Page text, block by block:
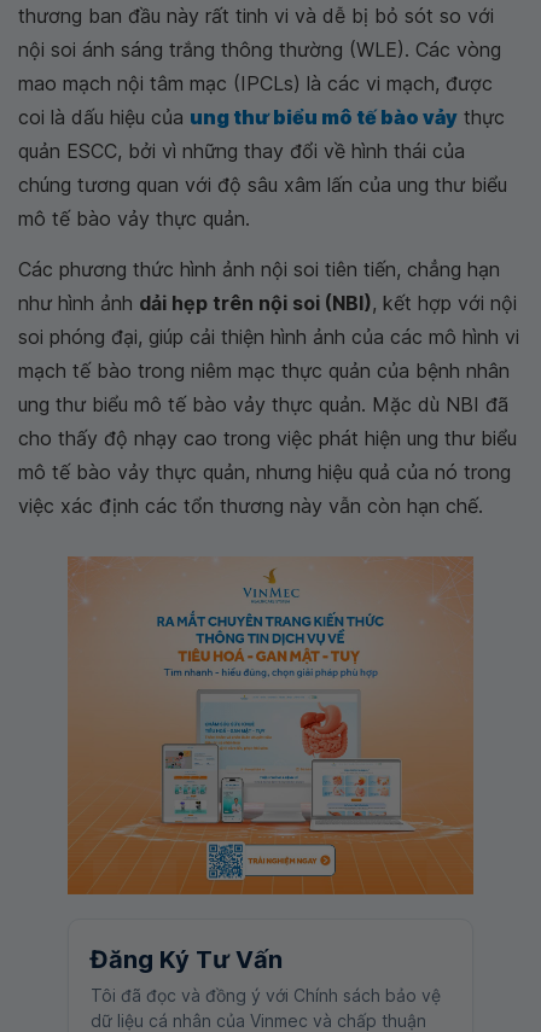
thương ban đầu này rất tinh vi và dễ bị bỏ sót so với
nội soi ánh sáng trắng thông thường (WLE). Các vòng
mao mạch nội tâm mạc (IPCLs) là các vi mạch, được
coi là dấu hiệu của ung thư biểu mô tế bào vảy thực
quản ESCC, bởi vì những thay đổi về hình thái của
chúng tương quan với độ sâu xâm lấn của ung thư biểu
mô tế bào vảy thực quản.
Các phương thức hình ảnh nội soi tiên tiến, chẳng hạn
như hình ảnh dải hẹp trên nội soi (NBI), kết hợp với nội
soi phóng đại, giúp cải thiện hình ảnh của các mô hình vi
mạch tế bào trong niêm mạc thực quản của bệnh nhân
ung thư biểu mô tế bào vảy thực quản. Mặc dù NBI đã
cho thấy độ nhạy cao trong việc phát hiện ung thư biểu
mô tế bào vảy thực quản, nhưng hiệu quả của nó trong
việc xác định các tổn thương này vẫn còn hạn chế.
Đăng Ký Tư Vấn
Tôi đã đọc và đồng ý với Chính sách bảo vệ
dữ liệu cá nhân của Vinmec và chấp thuận